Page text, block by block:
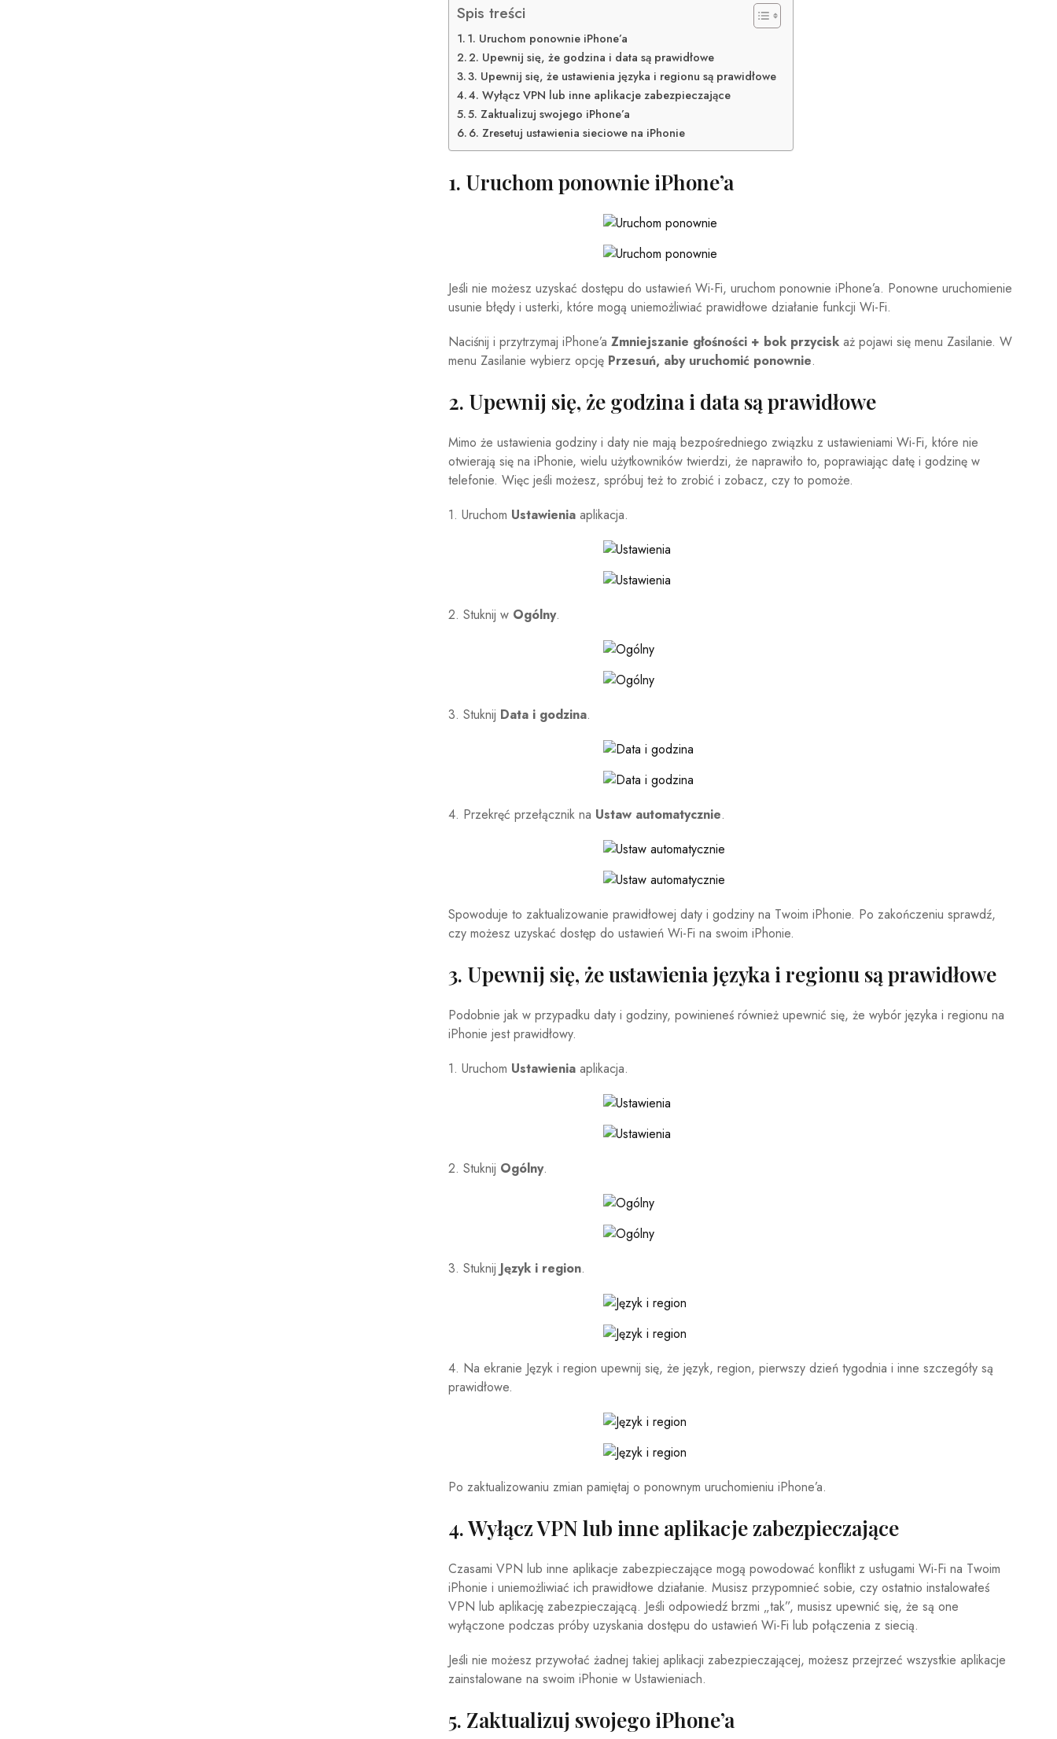
Spis treści
1. Uruchom ponownie iPhone’a
2. Upewnij się, że godzina i data są prawidłowe
3. Upewnij się, że ustawienia języka i regionu są prawidłowe
4. Wyłącz VPN lub inne aplikacje zabezpieczające
5. Zaktualizuj swojego iPhone’a
6. Zresetuj ustawienia sieciowe na iPhonie
1. Uruchom ponownie iPhone’a
Jeśli nie możesz uzyskać dostępu do ustawień Wi-Fi, uruchom ponownie iPhone’a. Ponowne uruchomienie
usunie błędy i usterki, które mogą uniemożliwiać prawidłowe działanie funkcji Wi-Fi.
Naciśnij i przytrzymaj iPhone’a Zmniejszanie głośności + bok przyciskaż pojawi się menu Zasilanie. W
menu Zasilanie wybierz opcję Przesuń, aby uruchomić ponownie.
2. Upewnij się, że godzina i data są prawidłowe
Mimo że ustawienia godziny i daty nie mają bezpośredniego związku z ustawieniami Wi-Fi, które nie
otwierają się na iPhonie, wielu użytkowników twierdzi, że naprawiło to, poprawiając datę i godzinę w
telefonie. Więc jeśli możesz, spróbuj też to zrobić i zobacz, czy to pomoże.
1. Uruchom Ustawieniaaplikacja.
2. Stuknij w Ogólny.
3. Stuknij Data i godzina.
4. Przekręć przełącznik na Ustaw automatycznie.
Spowoduje to zaktualizowanie prawidłowej daty i godziny na Twoim iPhonie. Po zakończeniu sprawdź,
czy możesz uzyskać dostęp do ustawień Wi-Fi na swoim iPhonie.
3. Upewnij się, że ustawienia języka i regionu są prawidłowe
Podobnie jak w przypadku daty i godziny, powinieneś również upewnić się, że wybór języka i regionu na
iPhonie jest prawidłowy.
1. Uruchom Ustawieniaaplikacja.
2. Stuknij Ogólny.
3. Stuknij Język i region.
4. Na ekranie Język i region upewnij się, że język, region, pierwszy dzień tygodnia i inne szczegóły są
prawidłowe.
Po zaktualizowaniu zmian pamiętaj o ponownym uruchomieniu iPhone’a.
4. Wyłącz VPN lub inne aplikacje zabezpieczające
Czasami VPN lub inne aplikacje zabezpieczające mogą powodować konflikt z usługami Wi-Fi na Twoim
iPhonie i uniemożliwiać ich prawidłowe działanie. Musisz przypomnieć sobie, czy ostatnio instalowałeś
VPN lub aplikację zabezpieczającą. Jeśli odpowiedź brzmi „tak”, musisz upewnić się, że są one
wyłączone podczas próby uzyskania dostępu do ustawień Wi-Fi lub połączenia z siecią.
Jeśli nie możesz przywołać żadnej takiej aplikacji zabezpieczającej, możesz przejrzeć wszystkie aplikacje
zainstalowane na swoim iPhonie w Ustawieniach.
5. Zaktualizuj swojego iPhone’a